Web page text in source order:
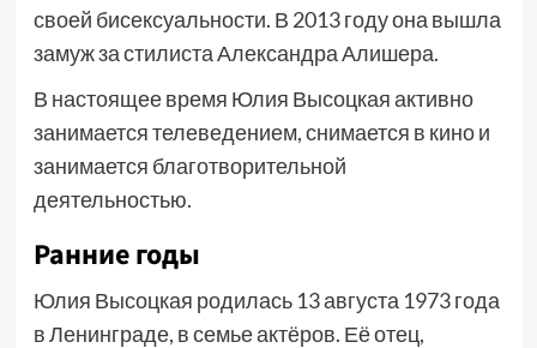
своей бисексуальности. В 2013 году она вышла
замуж за стилиста Александра Алишера.
В настоящее время Юлия Высоцкая активно
занимается телеведением, снимается в кино и
занимается благотворительной
деятельностью.
Ранние годы
Юлия Высоцкая родилась 13 августа 1973 года
в Ленинграде, в семье актёров. Её отец,